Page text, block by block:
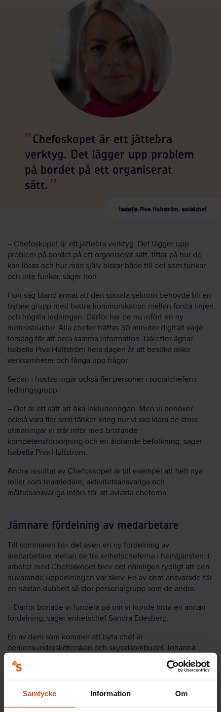
Samtycke Information Om
Chefoskopet är ett jättebra
verktyg. Det lägger upp problem
på bordet på ett organiserat
sätt.
Isabella Piva Hultström, socialchef
– Chefoskopet är ett jättebra verktyg. Det lägger upp
problem på bordet på ett organiserat sätt, tittar på hur de
kan lösas och hur man själv bidrar både till det som funkar
och inte funkar, säger hon.
Hon såg bland annat att den sociala sektorn behövde bli en
tajtare grupp med bättre kommunikation mellan första linjen
och högsta ledningen. Därför har de nu infört en ny
mötesstruktur. Alla chefer träffas 30 minuter digitalt varje
torsdag för att dela samma information. Därefter ägnar
Isabella Piva Hultström hela dagen åt att besöka olika
verksamheter och fånga upp frågor.
Sedan i höstas ingår också fler personer i socialchefens
ledningsgrupp.
– Det är ett sätt att öka inkluderingen. Men vi behöver
också vara fler som tänker kring hur vi ska klara de stora
utmaningar vi står inför med bristande
kompetensförsörjning och en åldrande befolkning, säger
Isabella Piva Hultström.
Andra resultat av Chefoskopet är till exempel att helt nya
roller som teamledare, aktivitetsansvariga och
måltidsansvariga införs för att avlasta cheferna.
Jämnare fördelning av medarbetare
Till sommaren blir det även en ny fördelning av
medarbetare mellan de tre enhetscheferna i hemtjänsten. I
arbetet med Chefoskopet blev det nämligen tydligt att den
nuvarande uppdelningen var skev. En av dem ansvarade för
en nästan dubbelt så stor personalgrupp som de andra.
– Därför började vi fundera på om vi kunde hitta en annan
fördelning, säger enhetschef Sandra Edesberg.
En av dem som kommer att byta chef är
demensundersköterskan och skyddsombudet Johanna
Schönning. Hon ser positivt på processen. Den har fått ta
tid, och medarbetarna har varit involverade i risk- och
konsekvensanalys.